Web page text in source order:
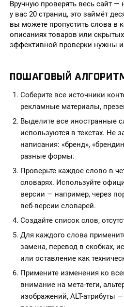
Вручную проверять весь сайт
у вас 20 страниц, это займёт
вы можете пропустить слова в
описаниях товаров или
эффективной проверки нужны
ПОШАГОВЫЙ
Соберите все источники
рекламные материалы,
Выделите все иностранные
используются в текстах. Не
написания: «бренд»,
разные формы.
Проверьте каждое слово в
словарях. Используйте
версии — например, через
веб-версии словарей.
Создайте список слов,
Для каждого слова
замена, перевод в скобках,
или оставление как
Примените изменения ко
внимание на мета-теги,
изображений, ALT-атрибуты